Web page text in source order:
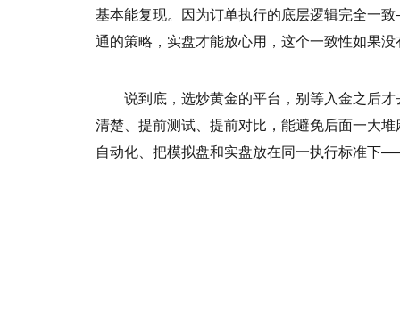
基本能复现。因为订单执行的底层逻辑完全一
通的策略，实盘才能放心用，这个一致性如果
说到底，选炒黄金的平台，别等入金之后
清楚、提前测试、提前对比，能避免后面一大
自动化、把模拟盘和实盘放在同一执行标准下